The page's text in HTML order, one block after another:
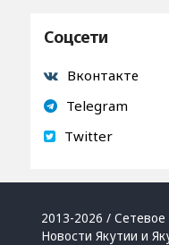
Соцсети
Вконтакте
Telegram
Twitter
2013-2026 /
Новости Якутии и